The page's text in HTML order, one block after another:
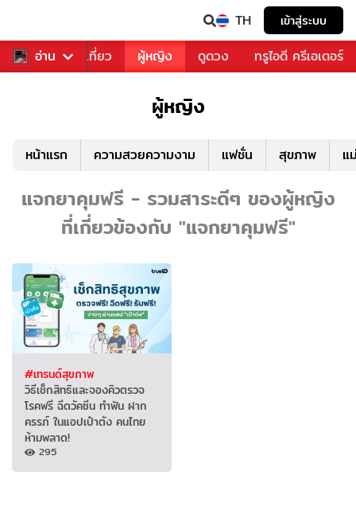
TH เข้าสู่ระบบ
อ่าน
อาหาร ท่องเที่ยว ผู้หญิง ดูดวง ทรูไอดี ครีเอเตอร์
ผู้หญิง
หน้าแรก ความสวยความงาม แฟชั่น สุขภาพ แ
แจกยาคุมฟรี - รวมสาระดีๆ ของผู้หญิง
ที่เกี่ยวข้องกับ "แจกยาคุมฟรี"
#เทรนด์สุขภาพ
วิธีเช็กสิทธิและจองคิวตรวจ
โรคฟรี ฉีดวัคซีน ทำฟัน ฝาก
ครรภ์ ในแอปเป๋าตัง คนไทย
ห้ามพลาด!
295